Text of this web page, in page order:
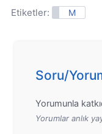
Etiketler: M
Soru/
Yorumunla
Yorumlar anlık